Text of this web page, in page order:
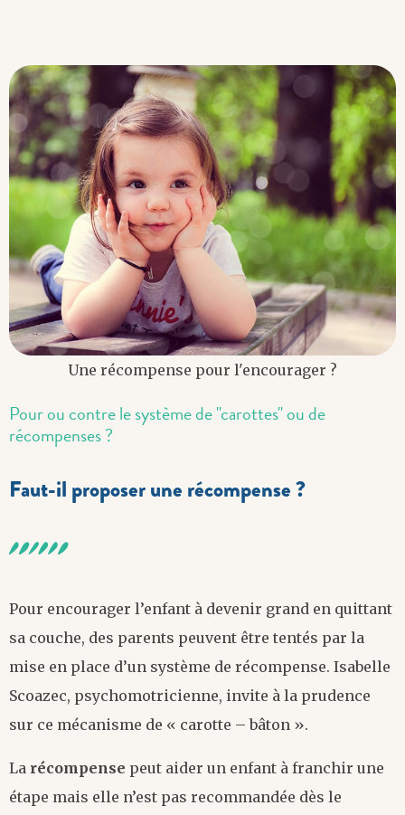
Une récompense pour l'encourager ?
Pour ou contre le système de "carottes" ou de
récompenses ?
Faut-il proposer une récompense ?
Pour encourager l’enfant à devenir grand en quittant
sa couche, des parents peuvent être tentés par la
mise en place d’un système de récompense. Isabelle
Scoazec, psychomotricienne, invite à la prudence
sur ce mécanisme de « carotte – bâton ».
La récompense peut aider un enfant à franchir une
étape mais elle n’est pas recommandée dès le